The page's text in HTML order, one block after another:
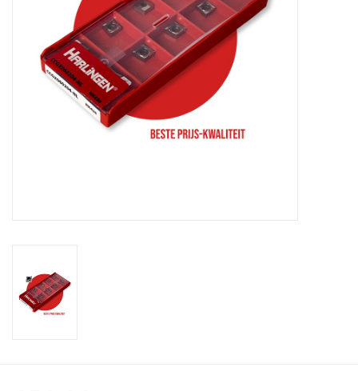
Alles om te Frezen |
Alles om te Draaien |
Alles om te Zagen |
Verspaanbaar materiaal |